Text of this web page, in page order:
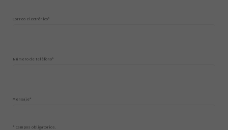
Correo electrónico*
Número de teléfono*
Mensaje*
* Campos obligatorios.